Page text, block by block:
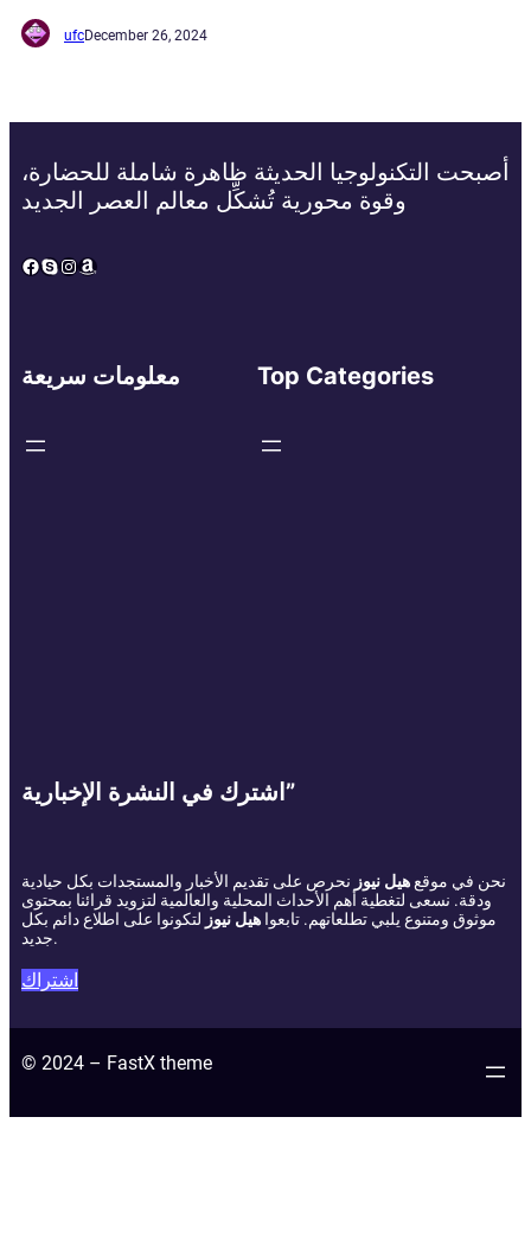
ufcDecember 26, 2024
أصبحت التكنولوجيا الحديثة ظاهرة شاملة للحضارة،
وقوة محورية تُشكِّل معالم العصر الجديد
Facebook
Skype
Instagram
Amazon
معلومات سريعة Top Categories
اشترك في النشرة الإخبارية”
نحن في موقع هيل نيوز نحرص على تقديم الأخبار والمستجدات بكل حيادية
ودقة. نسعى لتغطية أهم الأحداث المحلية والعالمية لتزويد قرائنا بمحتوى
موثوق ومتنوع يلبي تطلعاتهم. تابعوا هيل نيوز لتكونوا على اطلاع دائم بكل
جديد.
اشتراك
© 2024 – FastX theme